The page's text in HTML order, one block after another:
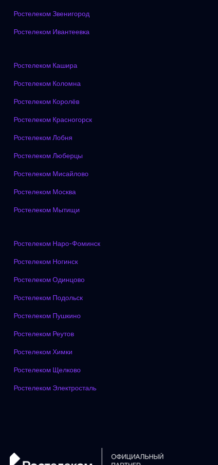
Ростелеком Звенигород
Ростелеком Ивантеевка
Ростелеком Кашира
Ростелеком Коломна
Ростелеком Королёв
Ростелеком Красногорск
Ростелеком Лобня
Ростелеком Люберцы
Ростелеком Мисайлово
Ростелеком Москва
Ростелеком Мытищи
Ростелеком Наро-Фоминск
Ростелеком Ногинск
Ростелеком Одинцово
Ростелеком Подольск
Ростелеком Пушкино
Ростелеком Реутов
Ростелеком Химки
Ростелеком Щелково
Ростелеком Электросталь